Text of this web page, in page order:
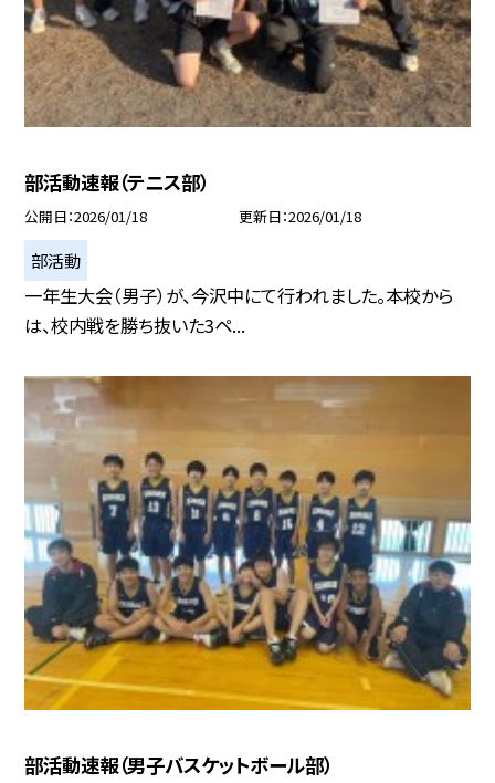
部活動速報（テニス部）
公開日 2026/01/18 更新日 2026/01/18
部活動
一年生大会（男子）が、今沢中にて行われました。本校から
は、校内戦を勝ち抜いた3ペ...
部活動速報（男子バスケットボール部）